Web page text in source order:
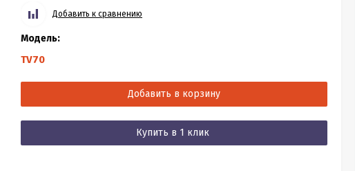
Добавить к сравнению
Модель:
TV70
Добавить в корзину
Купить в 1 клик